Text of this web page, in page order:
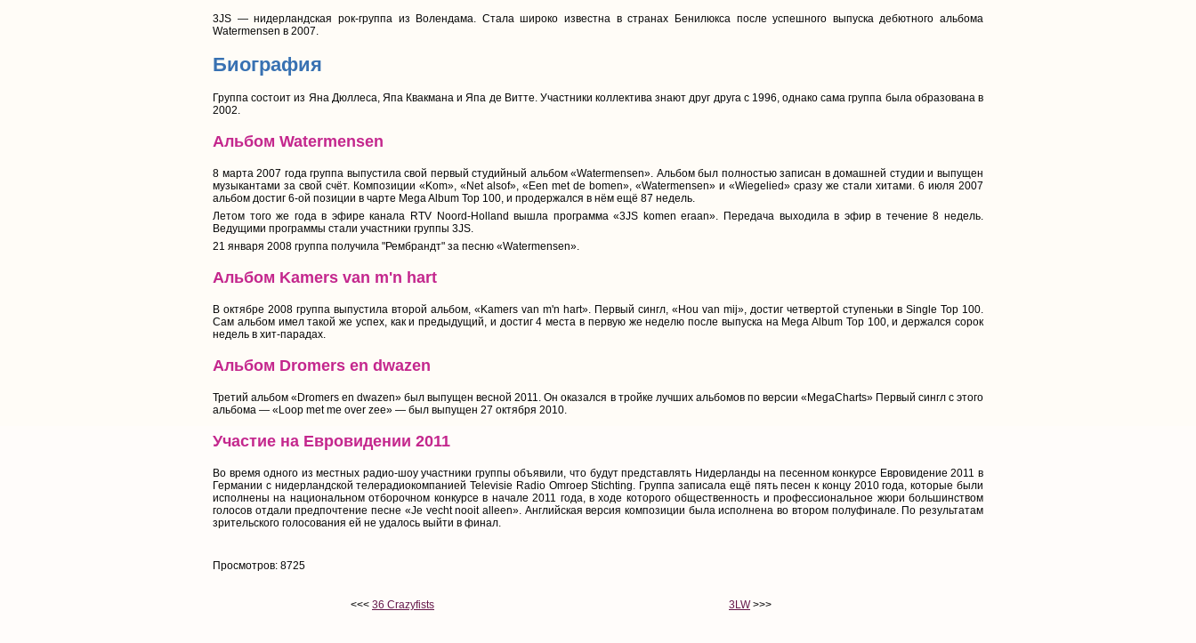
3JS — нидерландская рок-группа из Волендама. Стала широко известна в странах Бенилюкса после успешного выпуска дебютного альбома
Watermensen в 2007.
Биография
Группа состоит из Яна Дюллеса, Япа Квакмана и Япа де Витте. Участники коллектива знают друг друга с 1996, однако сама группа была образована в
2002.
Альбом Watermensen
8 марта 2007 года группа выпустила свой первый студийный альбом «Watermensen». Альбом был полностью записан в домашней студии и выпущен
музыкантами за свой счёт. Композиции «Kom», «Net alsof», «Een met de bomen», «Watermensen» и «Wiegelied» сразу же стали хитами. 6 июля 2007
альбом достиг 6-ой позиции в чарте Mega Album Top 100, и продержался в нём ещё 87 недель.
Летом того же года в эфире канала RTV Noord-Holland вышла программа «3JS komen eraan». Передача выходила в эфир в течение 8 недель.
Ведущими программы стали участники группы 3JS.
21 января 2008 группа получила "Рембрандт" за песню «Watermensen».
Альбом Kamers van m'n hart
В октябре 2008 группа выпустила второй альбом, «Kamers van m'n hart». Первый сингл, «Hou van mij», достиг четвертой ступеньки в Single Top 100.
Сам альбом имел такой же успех, как и предыдущий, и достиг 4 места в первую же неделю после выпуска на Mega Album Top 100, и держался сорок
недель в хит-парадах.
Альбом Dromers en dwazen
Третий альбом «Dromers en dwazen» был выпущен весной 2011. Он оказался в тройке лучших альбомов по версии «MegaCharts» Первый сингл с этого
альбома — «Loop met me over zee» — был выпущен 27 октября 2010.
Участие на Евровидении 2011
Во время одного из местных радио-шоу участники группы объявили, что будут представлять Нидерланды на песенном конкурсе Евровидение 2011 в
Германии с нидерландской телерадиокомпанией Televisie Radio Omroep Stichting. Группа записала ещё пять песен к концу 2010 года, которые были
исполнены на национальном отборочном конкурсе в начале 2011 года, в ходе которого общественность и профессиональное жюри большинством
голосов отдали предпочтение песне «Je vecht nooit alleen». Английская версия композиции была исполнена во втором полуфинале. По результатам
зрительского голосования ей не удалось выйти в финал.
Просмотров: 8725
<<< 36 Crazyfists 3LW>>>